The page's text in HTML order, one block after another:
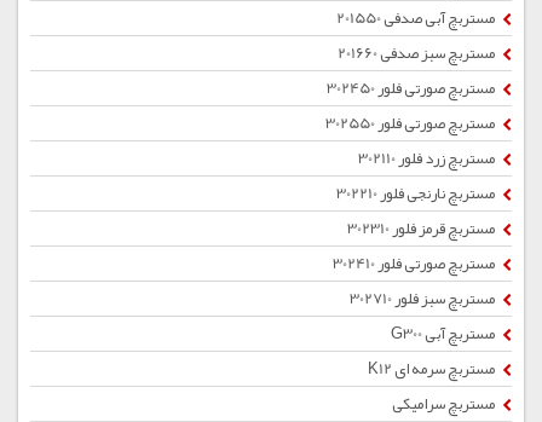
مستربچ آبی صدفی 201550
مستربچ سبز صدفی 201660
مستربچ صورتی فلور 302450
مستربچ صورتی فلور 302550
مستربچ زرد فلور 302110
مستربچ نارنجی فلور 302210
مستربچ قرمز فلور 302310
مستربچ صورتی فلور 302410
مستربچ سبز فلور 302710
مستربچ آبی G300
مستربچ سرمه ای K12
مستربچ سرامیکی